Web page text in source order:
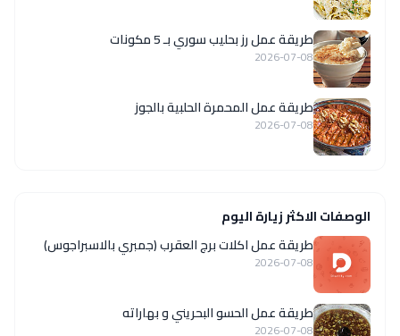
طريقة عمل رز بحليب سوري بـ 5 مكونات
2026-07-08
طريقة عمل المحمرة الحلبية بالجوز
2026-07-08
الوصفات الاكثر زيارة اليوم
طريقة عمل اكلات برج العقرب (جمبري بالاسبراجوس)
2026-07-08
طريقة عمل الحسو البحريني و بهاراته
2026-07-08